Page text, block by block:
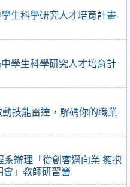
生科學研究人才培育計畫-
學生科學研究人才培育計
技能雷達，解碼你的職業
系辦理「從創客邁向業 擁抱
會」教師研習營